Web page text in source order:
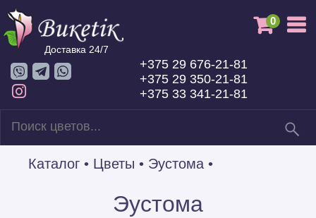
Доставка 24/7
+375 29 676-21-81
+375 29 350-21-81
+375 33 341-21-81
0
Каталог • Цветы • Эустома •
Эустома